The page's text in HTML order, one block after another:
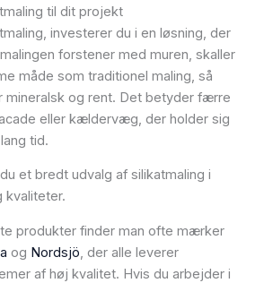
til dit projekt
investerer du i en løsning, der
forstener med muren, skaller
måde som traditionel maling, så
mineralsk og rent. Det betyder færre
eller kældervæg, der holder sig
tid.
et bredt udvalg af silikatmaling i
kvaliteter.
produkter finder man ofte mærker
og Nordsjö, der alle leverer
af høj kvalitet. Hvis du arbejder i